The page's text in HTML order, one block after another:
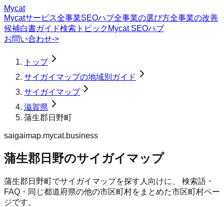
Mycat
Mycatサービス全事業SEOハブ全事業の選び方全事業の改善
候補白書ガイド検索トピック Mycat SEOハブ
お問い合わせ->
トップ
サイガイマップの地域別ガイド
サイガイマップ
滋賀県
蒲生郡日野町
saigaimap.mycat.business
蒲生郡日野のサイガイマップ
蒲生郡日野町でサイガイマップを探す人向けに、 検索語・
FAQ・同じ都道府県の他の市区町村をまとめた市区町村ペー
ジです。